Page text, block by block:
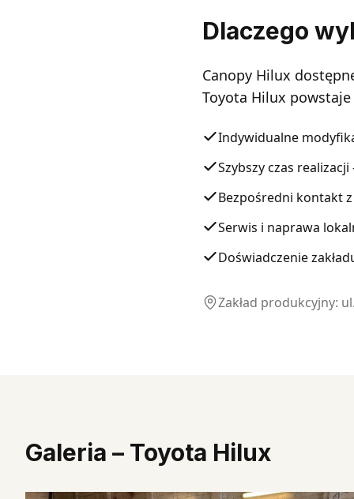
Dlaczego
Canopy Hilux
Toyota Hilux powstaje
Indywidualne
Szybszy czas
Bezpośredni kontakt
Serwis i naprawa
Doświadczenie
Zakład produkcyjny:
Galeria – Toyota Hilux